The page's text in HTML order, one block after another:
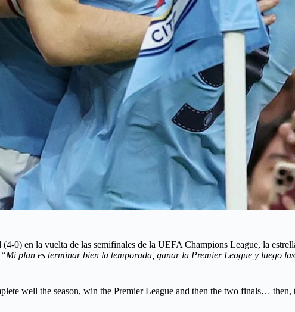
0) en la vuelta de las semifinales de la UEFA Champions League, la
“Mi plan es terminar bien la temporada, ganar la Premier League y luego
well the season, win the Premier League and then the two finals…